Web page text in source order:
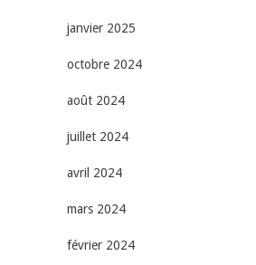
janvier 2025
octobre 2024
août 2024
juillet 2024
avril 2024
mars 2024
février 2024